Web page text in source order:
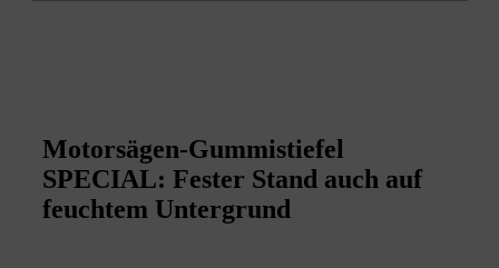
Motorsägen-Gummistiefel
SPECIAL: Fester Stand auch auf
feuchtem Untergrund